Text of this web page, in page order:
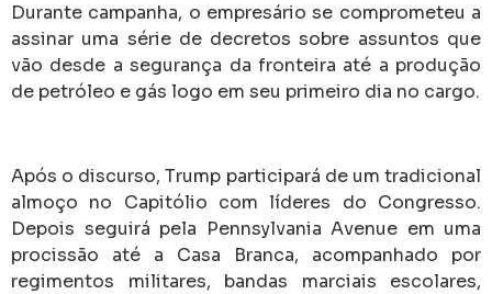
Durante campanha, o empresário se comprometeu a
assinar uma série de decretos sobre assuntos que
vão desde a segurança da fronteira até a produção
de petróleo e gás logo em seu primeiro dia no cargo.
Após o discurso, Trump participará de um tradicional
almoço no Capitólio com líderes do Congresso.
Depois seguirá pela Pennsylvania Avenue em uma
procissão até a Casa Branca, acompanhado por
regimentos militares, bandas marciais escolares,